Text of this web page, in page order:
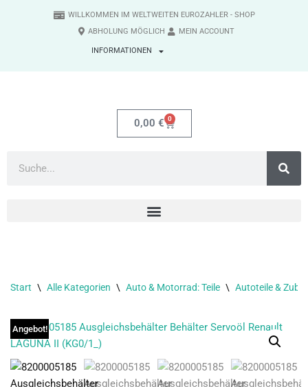
WILLKOMMEN IM WELTWEITEN EUROZAHLER - SHOP
ABHOLUNG MÖGLICH
MEIN ACCOUNT
INFORMATIONEN
0,00 € 0
Start \ Alle Kategorien \ Auto & Motorrad: Teile \ Autoteile &
Angebot!